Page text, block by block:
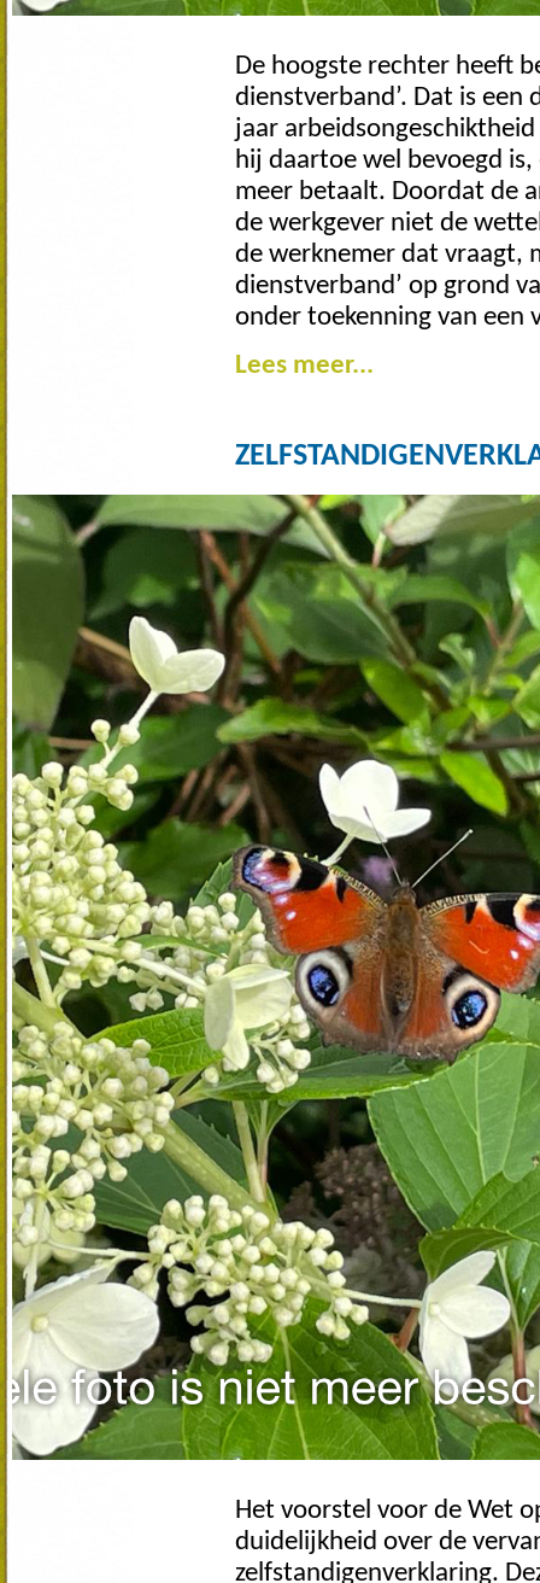
De hoogste rechter heeft
dienstverband’. Dat is
jaar
hij daartoe wel bevoegd
meer betaalt. Doordat de
de werkgever niet de
de werknemer dat vraagt,
dienstverband’ op grond
onder toekenning van een
Lees meer...
Het voorstel voor de Wet
duidelijkheid over de
zelfstandigenverklaring.